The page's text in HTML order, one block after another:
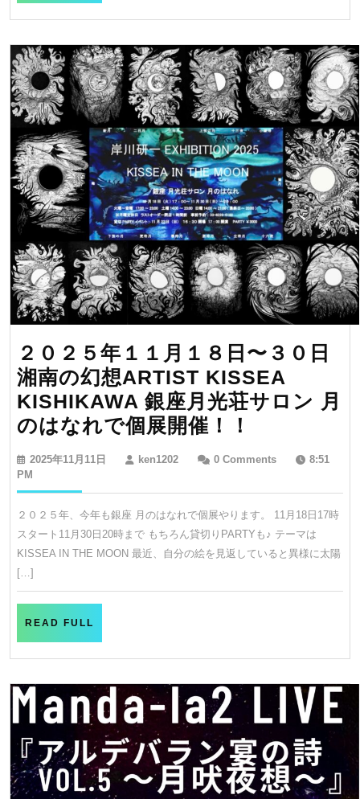
訶
不
思
議
展
Ⅱ
が
江
ノ
島
ギ
ャ
ラ
リ
ー
T
で
催
31
２０２５年１１月１８日〜３０日
湘南の幻想ARTIST KISSEA
KISHIKAWA 銀座月光荘サロン 月
のはなれで個展開催！！
５
年
１
月
日〜
３
０
日
湘
南
2025年11月11日
2025
11
日
ken1202ken12020 Comments
8:51
PM
２０２５年、今年も銀座 月のはなれで個展やります。 11月18日17時
スタート11月30日20時まで もちろん貸切りPARTYも♪ テーマは
KISSEA IN THE MOON 最近、自分の絵を見返していると異様に太陽
[…]
READ FULL